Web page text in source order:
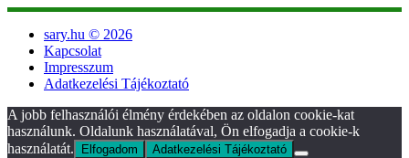
sary.hu © 2026
Kapcsolat
Impresszum
Adatkezelési Tájékoztató
A jobb felhasználói élmény érdekében az oldalon cookie-kat
használunk. Oldalunk használatával, Ön elfogadja a cookie-k
használatát.
Elfogadom Adatkezelési Tájékoztató